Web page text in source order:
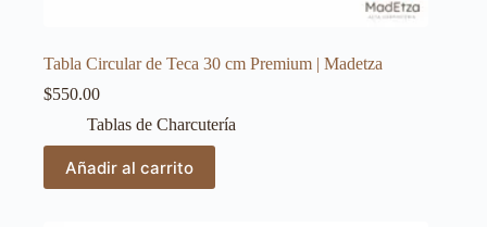
Tabla Circular de Teca 30 cm Premium | Madetza
$550.00
Tablas de Charcutería
Añadir al carrito